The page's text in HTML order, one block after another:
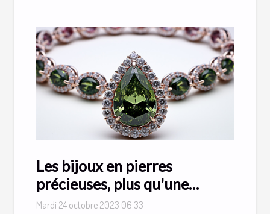
Les bijoux en pierres
précieuses, plus qu'une
simple mode
Mardi 24 octobre 2023 06:33